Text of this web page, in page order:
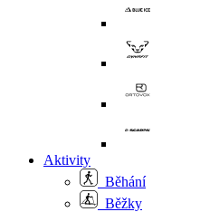
Aktivity
Běhání
Běžky